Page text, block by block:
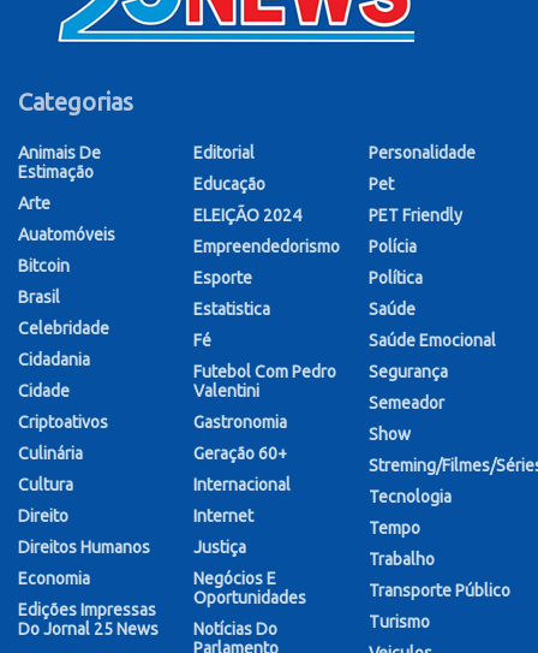
Categorias
Animais De
Estimação
Arte
Auatomóveis
Bitcoin
Brasil
Celebridade
Cidadania
Cidade
Criptoativos
Culinária
Cultura
Direito
Direitos Humanos
Economia
Edições Impressas
Do Jornal 25 News
Editorial
Educação
ELEIÇÃO 2024
Empreendedorismo
Esporte
Estatistica
Fé
Futebol Com Pedro
Valentini
Gastronomia
Geração 60+
Internacional
Internet
Justiça
Negócios E
Oportunidades
Notícias Do
Parlamento
Personalidade
Pet
PET Friendly
Polícia
Política
Saúde
Saúde Emocional
Segurança
Semeador
Show
Streming/Filmes/
Tecnologia
Tempo
Trabalho
Transporte Público
Turismo